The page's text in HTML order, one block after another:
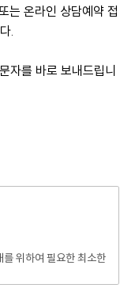
는 온라인 상담예약 접
.
자를 바로 보내드립니
위하여 필요한 최소한